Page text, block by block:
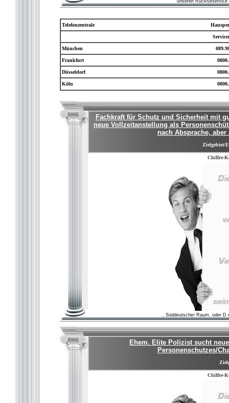
unseren
Telefonzentrale
München
Frankfurt
Düsseldorf
Köln
Fachkraft für Schutz und Sicherheit mit
neue Vollzeitanstellung als
nach Absprache,
Zielgebiet/
Chiffre-
, Süddeutscher Raum, oder D
Ehem. Elite Polizist sucht
Personenschutzes/
Chiffre-